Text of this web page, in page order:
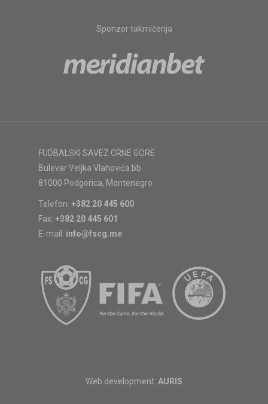
Sponzor takmičenja
FUDBALSKI SAVEZ CRNE GORE
Bulevar Veljka Vlahovića bb
81000 Podgorica, Montenegro
Telefon: +382 20 445 600
Fax: +382 20 445 601
E-mail: info@fscg.me
Web development: AURIS